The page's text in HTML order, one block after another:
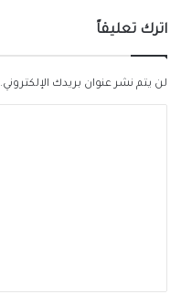
اترك تعليقاً
لن يتم نشر عنوان بريدك الإلكتروني.